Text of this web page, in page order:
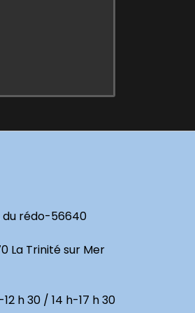
du rédo-56640
La Trinité sur Mer
h 30 / 14 h-17 h 30